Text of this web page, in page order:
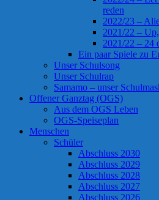
reden
2022/23 –
2021/22 –
2021/22 – 24
Ein paar Spiele zu
Unser Schulsong
Unser Schulrap
Samamo – unser
Offener Ganztag (OGS)
Aus dem OGS Leben
OGS-Speiseplan
Menschen
Schüler
Abschluss 2030
Abschluss 2029
Abschluss 2028
Abschluss 2027
Abschluss 2026